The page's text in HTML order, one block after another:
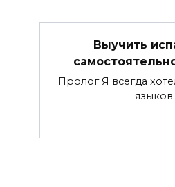
Выучить
Пролог Я всегда
языков.